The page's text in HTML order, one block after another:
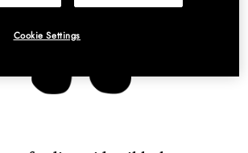
Cookie Settings